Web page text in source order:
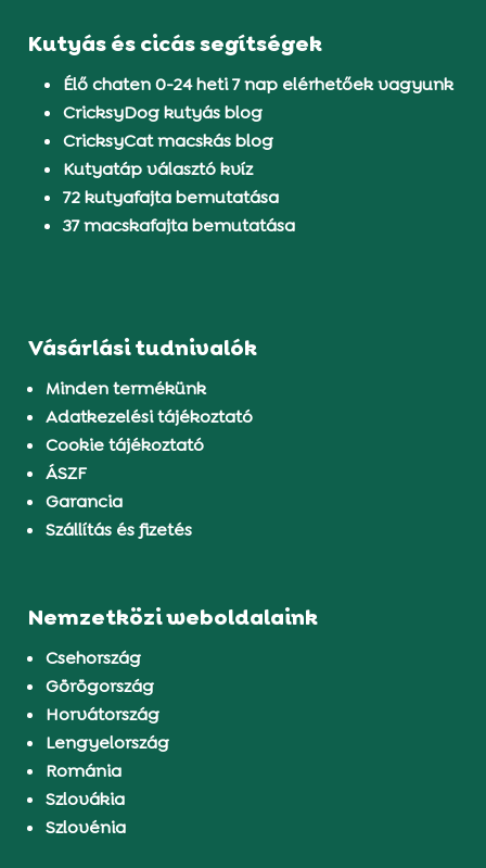
Kutyás és cicás segítségek
Élő chaten 0-24 heti 7 nap elérhetőek vagyunk
CricksyDog kutyás blog
CricksyCat macskás blog
Kutyatáp választó kvíz
72 kutyafajta bemutatása
37 macskafajta bemutatása
Vásárlási tudnivalók
Minden termékünk
Adatkezelési tájékoztató
Cookie tájékoztató
ÁSZF
Garancia
Szállítás és fizetés
Nemzetközi weboldalaink
Csehország
Görögország
Horvátország
Lengyelország
Románia
Szlovákia
Szlovénia